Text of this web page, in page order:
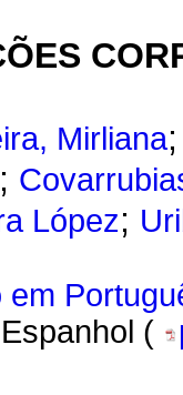
Mirliana
;
López;
em
Espanhol (